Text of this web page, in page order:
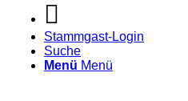
Stammgast-Login
Suche
Menü Menü